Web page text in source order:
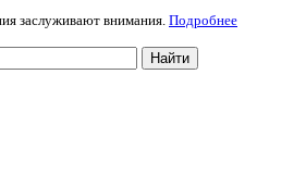
заслуживают внимания. Подробнее
Найти